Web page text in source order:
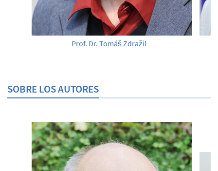
Prof. Dr. Tomáš Zdražil
SOBRE LOS AUTORES